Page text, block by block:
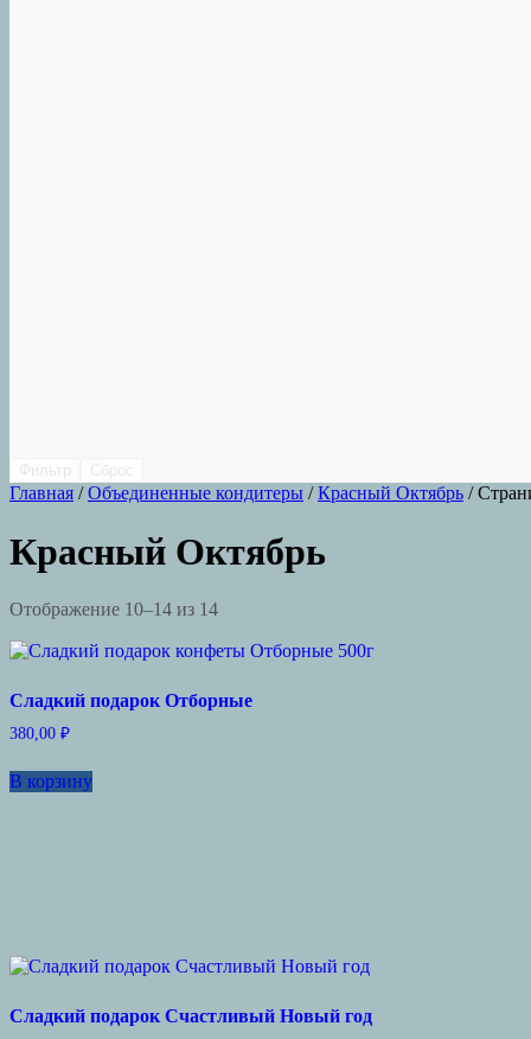
Главная /Объединенные кондитеры /Красный Октябрь /
Красный Октябрь
Отображение 10–14 из 14
Сладкий подарок Отборные
380,00 ₽
В корзину
Сладкий подарок Счастливый Новый год